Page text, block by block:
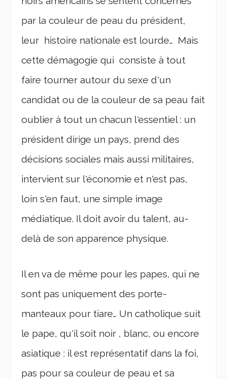
par la couleur de peau du président,
leur histoire nationale est lourde… Mais
cette démagogie qui consiste à tout
faire tourner autour du sexe d'un
candidat ou de la couleur de sa peau fait
oublier à tout un chacun l'essentiel : un
président dirige un pays, prend des
décisions sociales mais aussi militaires,
intervient sur l'économie et n'est pas,
loin s'en faut, une simple image
médiatique. Il doit avoir du talent, au-
delà de son apparence physique.
Il en va de même pour les papes, qui ne
sont pas uniquement des porte-
manteaux pour tiare… Un catholique suit
le pape, qu'il soit noir , blanc, ou encore
asiatique : il est représentatif dans la foi,
pas pour sa couleur de peau et sa